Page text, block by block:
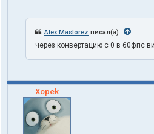
Alex Maslorez писал(а):
через конвертацию с 0 в 60фпс
Xopek